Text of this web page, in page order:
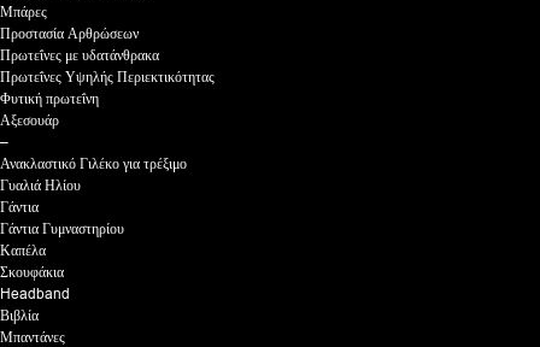
Μπάρες
Προστασία Αρθρώσεων
Πρωτεΐνες με υδατάνθρακα
Πρωτεΐνες Υψηλής Περιεκτικότητας
Φυτική πρωτεΐνη
Αξεσουάρ
–
Ανακλαστικό Γιλέκο για τρέξιμο
Γυαλιά Ηλίου
Γάντια
Γάντια Γυμναστηρίου
Καπέλα
Σκουφάκια
Headband
Βιβλία
Μπαντάνες